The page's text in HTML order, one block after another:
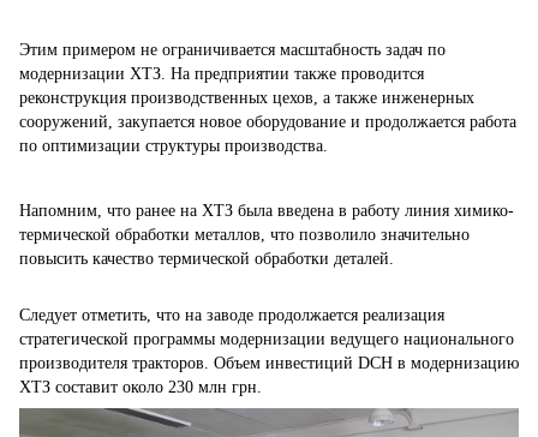
Этим примером не ограничивается масштабность задач по
модернизации ХТЗ. На предприятии также проводится
реконструкция производственных цехов, а также инженерных
сооружений, закупается новое оборудование и продолжается работа
по оптимизации структуры производства.
Напомним, что ранее на ХТЗ была введена в работу линия химико-
термической обработки металлов, что позволило значительно
повысить качество термической обработки деталей.
Следует отметить, что на заводе продолжается реализация
стратегической программы модернизации ведущего национального
производителя тракторов. Объем инвестиций DCH в модернизацию
ХТЗ составит около 230 млн грн.